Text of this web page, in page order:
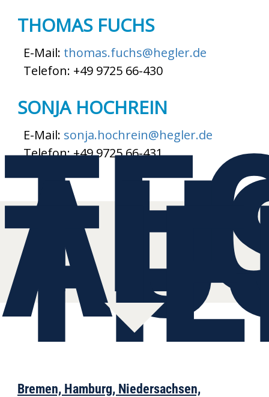
THOMAS FUCHS
E-Mail: thomas.fuchs@hegler.de
Telefon: +49 9725 66-430
SONJA HOCHREIN
E-Mail: sonja.hochrein@hegler.de
Telefon: +49 9725 66-431
Bremen, Hamburg, Niedersachsen,